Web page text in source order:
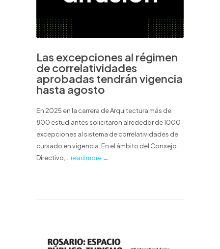
Las excepciones al régimen
de correlatividades
aprobadas tendrán vigencia
hasta agosto
En 2025 en la carrera de Arquitectura más de
800 estudiantes solicitaron alrededor de 1000
excepciones al sistema de correlatividades de
cursado en vigencia. En el ámbito del Consejo
Directivo,... read more →